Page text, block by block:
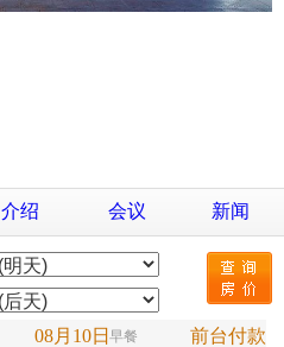
介绍 会议 新闻
08月10日早餐 前台付款